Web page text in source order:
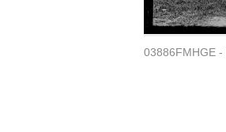
03886FMHGE -